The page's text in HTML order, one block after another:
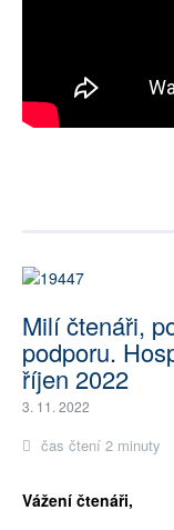
Milí čtenáři,
podporu.
říjen 2022
3. 11. 2022
čas čtení 2 minuty
Vážení čtenáři,